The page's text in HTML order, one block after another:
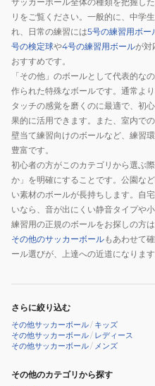
リをご覧ください。一般的に、中学
れ、日常の練習には5号の練習用ボー
号の検定球や4号の練習用ボールが対
おすすめです。
「その他」のボールとして代表的な
作られた特殊なボールです。通常よ
タッチの感覚を磨くのに最適で、初
果的に活用できます。また、室内で
壁当て練習向けのボールなど、練習
豊富です。
初心者の方がこのカテゴリから選ぶ
か」を明確にすることです。公園な
い素材のボールが長持ちします。自
いなら、音が出にくい静音タイプや
練習用の正規のボールをお探しの方は
その他のサッカーボールもあわせて
ール選びが、上達への近道になります
さらに絞り込む
その他サッカーボール/ キッズ
その他サッカーボール/ レディース
その他サッカーボール/ メンズ
その他のカテゴリから探す